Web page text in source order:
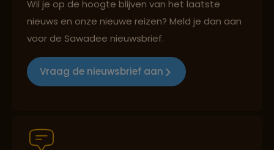
Reizen met oog voor mens, cultuur en milieu
Wil je op de hoogte blijven van het laatste
nieuws en onze nieuwe reizen? Meld je dan aan
voor de Sawadee nieuwsbrief.
Vraag de nieuwsbrief aan